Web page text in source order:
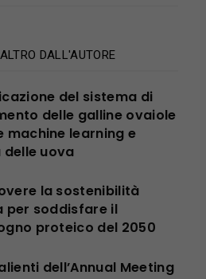
ALTRO DALL'AUTORE
del sistema di
delle galline ovaiole
machine learning e
uova
la sostenibilità
per soddisfare il
proteico del 2050
dell’Annual Meeting